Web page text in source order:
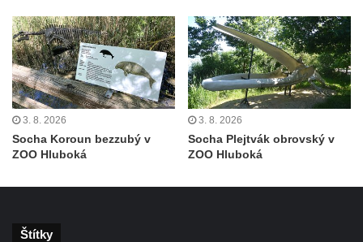
Leipzig
Socha Iásón v ZOO Leipzig
Socha Mladý slon v ZOO Leipzig
Socha Býk v ZOO Dresden
Socha Uprchlý otrok bojuje s divokým psem
v ZOO Dresden
3. 8. 2026
Socha Koroun bezzubý v
ZOO Hluboká
3. 8. 2026
Socha Plejtvák obrovský v
ZOO Hluboká
Štítky